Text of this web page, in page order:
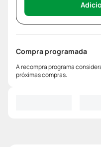
Compra programada
A recompra programa
próximas compras.